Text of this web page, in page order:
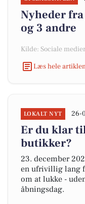
Nyheder
og 3 andre
Kilde: Sociale
Læs hele
LOKALT NYT 26-
Er du klar
butikker?
23. december
en ufrivillig lang
om at lukke -
åbningsdag.